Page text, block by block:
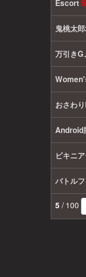
Escort
鬼桃太
万引きG
おさわ
Android
ビキニ
バトル
5 / 100